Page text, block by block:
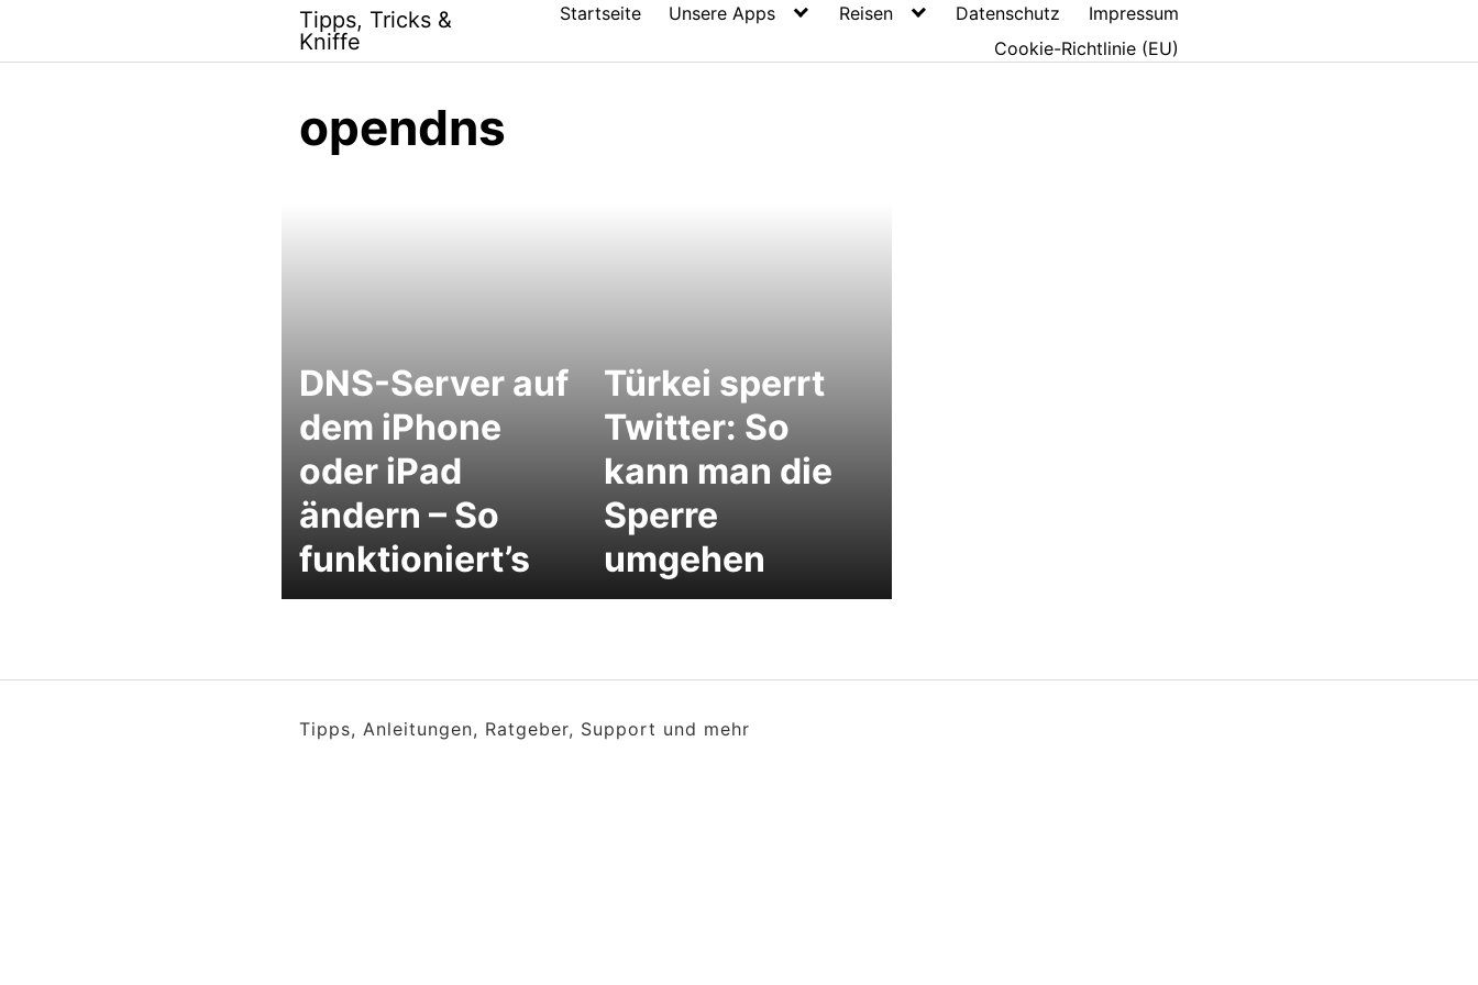
content
Tipps, Tricks &
Kniffe
Startseite Unsere Apps Reisen Datenschutz
Impressum
Cookie-Richtlinie (EU)
opendns
DNS-Server auf
dem iPhone
oder iPad
ändern – So
funktioniert’s
Türkei sperrt
Twitter: So
kann man die
Sperre
umgehen
Tipps, Anleitungen, Ratgeber, Support und mehr